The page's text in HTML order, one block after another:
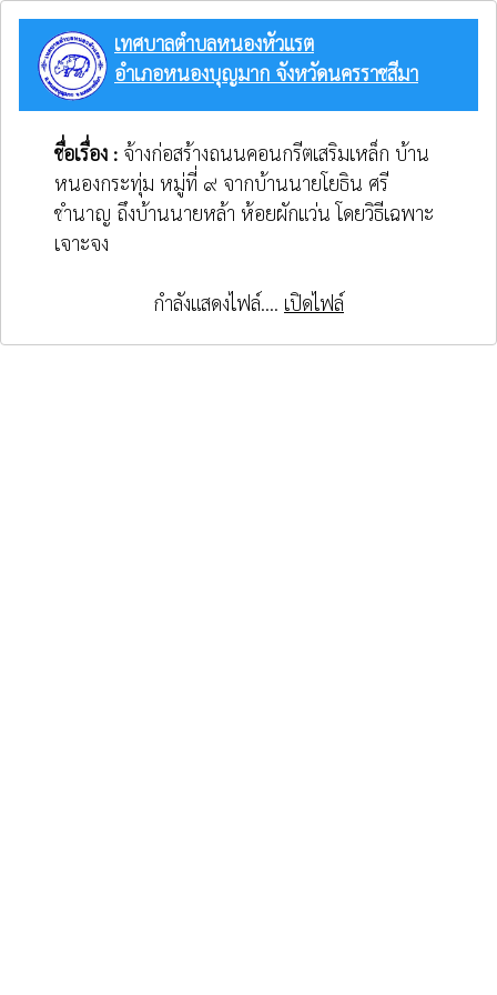
เทศบาลตำบลหนองหัวแรต
อำเภอหนองบุญมาก จังหวัดนครราชสีมา
ชื่อเรื่อง : จ้างก่อสร้างถนนคอนกรีตเสริมเหล็ก บ้าน
หนองกระทุ่ม หมู่ที่ ๙ จากบ้านนายโยธิน ศรี
ชำนาญ ถึงบ้านนายหล้า ห้อยผักแว่น โดยวิธีเฉพาะ
เจาะจง
กำลังแสดงไฟล์.... เปิดไฟล์